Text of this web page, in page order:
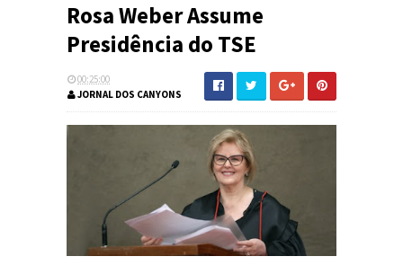
Rosa Weber Assume
Presidência do TSE
00:25:00
JORNAL DOS CANYONS